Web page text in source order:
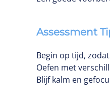
Assessment
Begin op tijd,
Oefen met
Blijf kalm en